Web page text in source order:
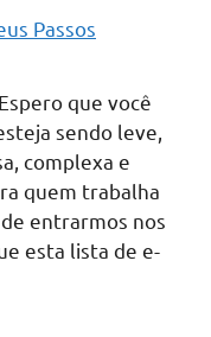
Passos
que você
sendo leve,
complexa e
quem trabalha
entrarmos nos
esta lista de e-